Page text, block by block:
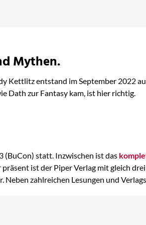
Mythen.
Kettlitz entstand im September 2022
Dath zur Fantasy kam, ist hier richtig.
(BuCon) statt. Inzwischen ist das
ist der Piper Verlag mit gleich
Neben zahlreichen Lesungen und